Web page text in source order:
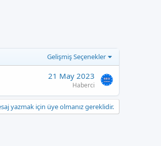
Gelişmiş Seçenekler
21 May 2023
Haberci
yazmak için üye olmanız gereklidir.